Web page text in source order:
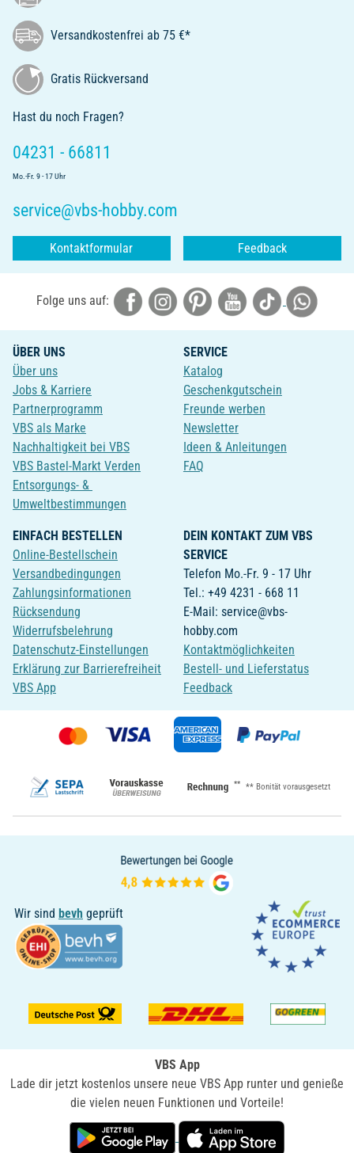
Versandkostenfrei ab 75 €*
Gratis Rückversand
Hast du noch Fragen?
04231 - 66811
Mo.-Fr. 9 - 17 Uhr
service@vbs-hobby.com
Kontaktformular Feedback
Folge uns auf:
ÜBER UNS
Über uns
Jobs & Karriere
Partnerprogramm
VBS als Marke
Nachhaltigkeit bei VBS
VBS Bastel-Markt Verden
Entsorgungs- &
Umweltbestimmungen
SERVICE
Katalog
Geschenkgutschein
Freunde werben
Newsletter
Ideen & Anleitungen
FAQ
EINFACH BESTELLEN
Online-Bestellschein
Versandbedingungen
Zahlungsinformationen
Rücksendung
Widerrufsbelehrung
Datenschutz-Einstellungen
Erklärung zur Barrierefreiheit
VBS App
DEIN KONTAKT ZUM VBS
SERVICE
Telefon Mo.-Fr. 9 - 17 Uhr
Tel.: +49 4231 - 668 11
E-Mail: service@vbs-
hobby.com
Kontaktmöglichkeiten
Bestell- und Lieferstatus
Feedback
** ** Bonität vorausgesetzt
Wir sind bevh geprüft
VBS App
Lade dir jetzt kostenlos unsere neue VBS App runter und genieße
die vielen neuen Funktionen und Vorteile!